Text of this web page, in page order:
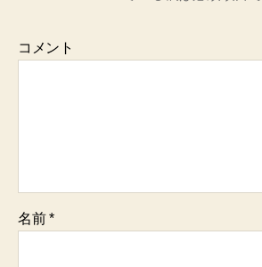
コメント
名前*